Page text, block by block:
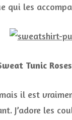
qui les
Tunic
il est
J’adore les